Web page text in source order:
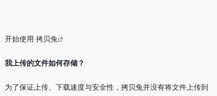
开始使用 拷贝兔
我上传的文件如何存储？
为了保证上传、下载速度与安全性，拷贝兔并没有将文件上传到